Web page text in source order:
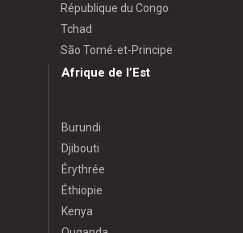
République du Congo
Tchad
São Tomé-et-Principe
Afrique de l’Est
Burundi
Djibouti
Érythrée
Éthiopie
Kenya